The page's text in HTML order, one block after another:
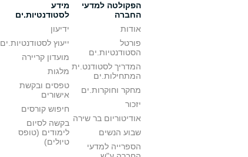
הפקולטה למדעי
החברה
אודות
פורטל
הסטודנטיות.ים
המדריך לסטודנט.ית
המתחילות.ים
מחקר וחוקרות.ים
יזכור
אודיטוריום בר שירה
שבוע הנשים
הספרייה למדעי
מידע
לסטודנטיות.ים
ידיעון
ייעוץ לסטודנטיות.ים
מועדון קריירה
מלגות
טפסים ובקשת
אישורים
חיפוש קורסים
בקשה לסיום
לימודים (טופס
טיולים)